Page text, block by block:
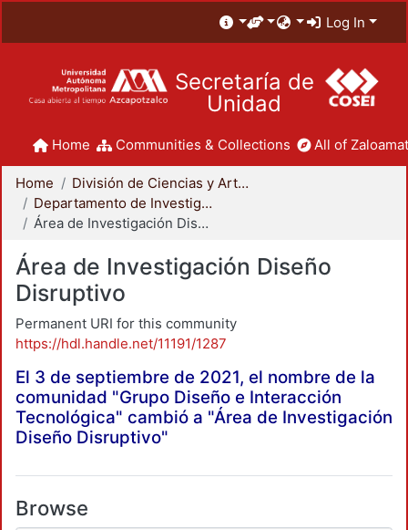
Log In
Secretaría de
Unidad
Home Communities & Collections All of
Home
División de Ciencias y Artes para el Diseño
Departamento de Investigación y Conocimiento para el Diseño
Área de Investigación Diseño Disruptivo
Área de Investigación Diseño
Disruptivo
Permanent URI for this community
https://hdl.handle.net/11191/1287
El 3 de septiembre de 2021, el nombre de la
comunidad "Grupo Diseño e Interacción
Tecnológica" cambió a "Área de Investigación
Diseño Disruptivo"
Browse